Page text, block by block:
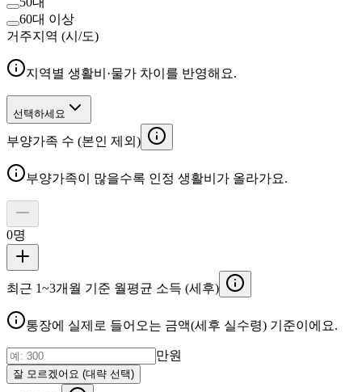
60대 이상
거주지역 (시/도)
지역별 생활비·물가 차이를 반영해요.
선택하세요
부양가족 수 (본인 제외)
부양가족이 많을수록 인정 생활비가 올라가요.
0명
최근 1~3개월 기준 월평균 소득 (세후)
통장에 실제로 들어오는 금액(세후 실수령) 기준이에요.
만원
잘 모르겠어요 (대략 선택)